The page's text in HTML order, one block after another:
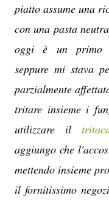
piatto assume una
con una pasta
oggi è un primo
seppure mi stava
parzialmente
tritare insieme i
utilizzare il
aggiungo che
mettendo insieme
il fornitissimo